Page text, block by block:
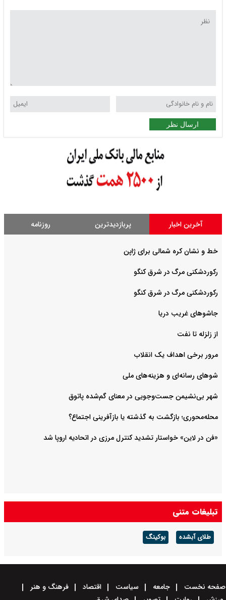
ارسال نظر
آخرین اخبار پربازدیدترین روزنامه
خط و نشان کره شمالی برای ژاپن
رکوردشکنی مرگ در شرق کنگو
رکوردشکنی مرگ در شرق کنگو
جاشوهای غریب دریا
از زلزله تا نفت
مرور برخی اهداف یک انقلاب
شوهای رسانه‌ای و هزینه‌های ملی
شهر بی‌نشیمن جست‌وجویی در معنای گم‌شده‌ پاتوق
محله‌محوری؛ بازگشت به گذشته یا بازآفرینی اجتماع؟
«فن در لاین» خواستار تشدید کنترل مرزی در اتحادیه اروپا شد
تبلیغات متنی
طلای آبشده بوکینگ
صفحه نخست جامعه سیاست اقتصاد
فرهنگ و هنر